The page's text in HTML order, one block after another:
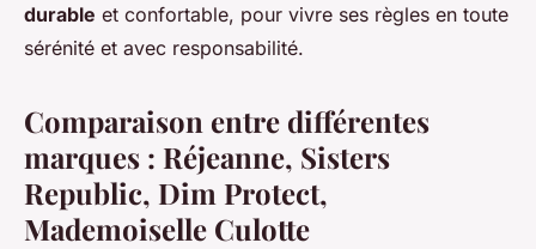
durable et confortable, pour vivre ses règles en toute
sérénité et avec responsabilité.
Comparaison entre différentes
marques : Réjeanne, Sisters
Republic, Dim Protect,
Mademoiselle Culotte